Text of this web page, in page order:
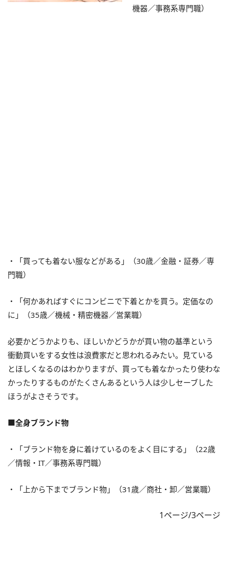
機器／事務系専門職）
・「買っても着ない服などがある」（30歳／金融・証券／専
門職）
・「何かあればすぐにコンビニで下着とかを買う。定価なの
に」（35歳／機械・精密機器／営業職）
必要かどうかよりも、ほしいかどうかが買い物の基準という
衝動買いをする女性は浪費家だと思われるみたい。見ている
とほしくなるのはわかりますが、買っても着なかったり使わな
かったりするものがたくさんあるという人は少しセーブした
ほうがよさそうです。
■全身ブランド物
・「ブランド物を身に着けているのをよく目にする」（22歳
／情報・IT／事務系専門職）
・「上から下までブランド物」（31歳／商社・卸／営業職）
1ページ/3ページ